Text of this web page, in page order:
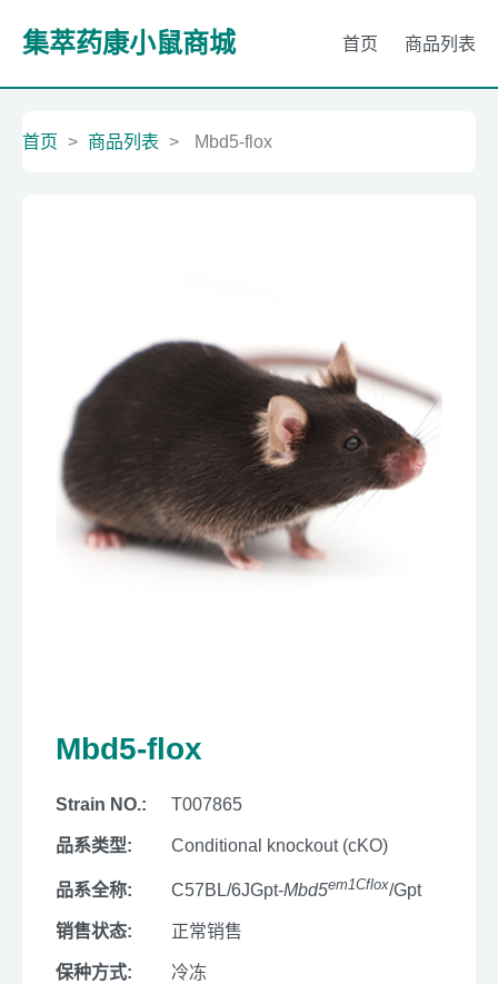
集萃药康小鼠商城 首页 商品列表
首页 > 商品列表 > Mbd5-flox
Mbd5-flox
Strain NO.: T007865
品系类型: Conditional knockout (cKO)
品系全称: C57BL/6JGpt-Mbd5em1Cflox/Gpt
销售状态: 正常销售
保种方式: 冷冻